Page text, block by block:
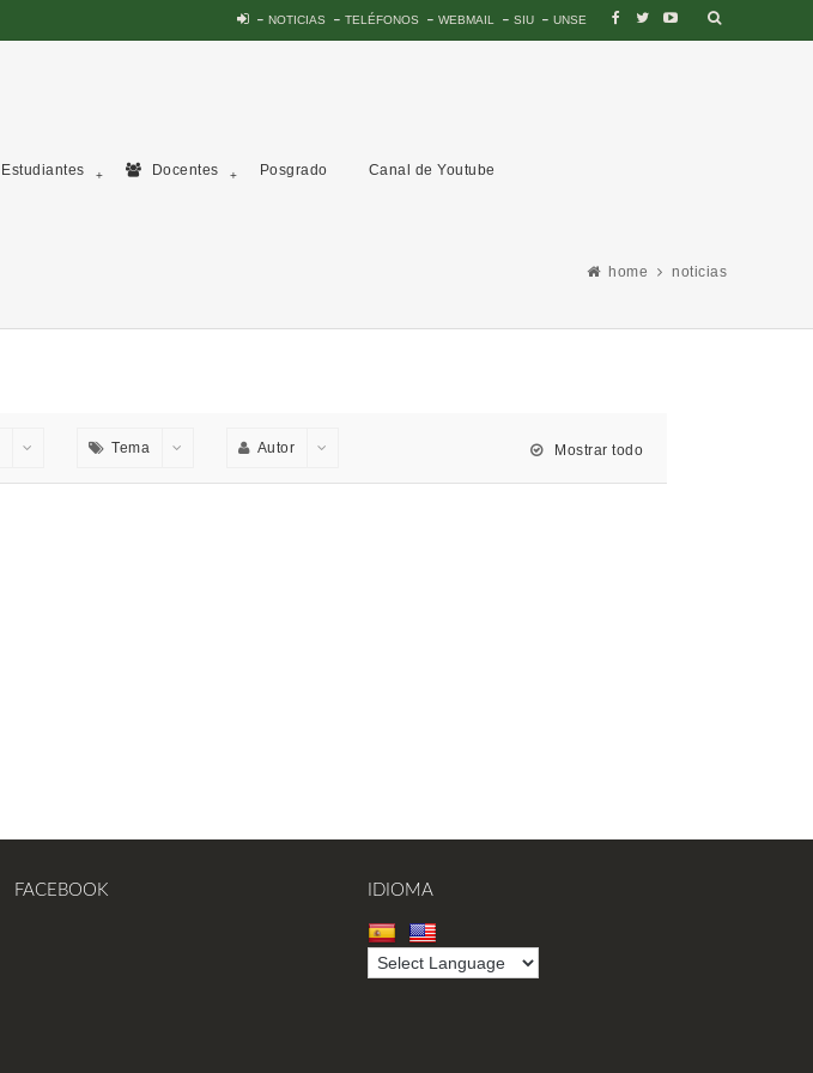
NOTICIAS TELÉFONOS WEBMAIL SIU UNSE
Estudiantes Docentes Posgrado Canal de Youtube
home noticias
Tema Autor Mostrar todo
FACEBOOK IDIOMA